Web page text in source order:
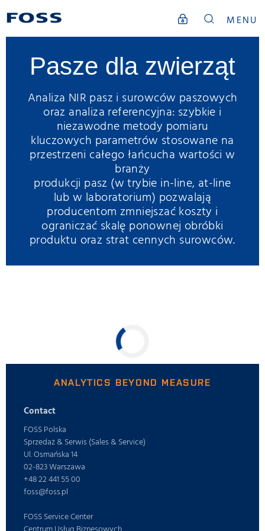
MENU
Pasze dla zwierząt
Analiza NIR pasz i surowców paszowych
oraz analiza referencyjna: szybkie i
niezawodne metody pomiaru
kluczowych parametrów stosowane na
przestrzeni całego łańcucha wartości w
branży
produkcji pasz (w trybie in-line, at-line
lub w laboratorium) pozwalają
producentom zmniejszać koszty i
ograniczać skalę ponownej obróbki
produktu oraz strat cennych surowców.
ANALYTICS BEYOND MEASURE
Contact
FOSS Polska
Sprzedaż & Serwis (Sales & Service)
Ul. Osmańska 14
02-823 Warszawa
+48 22 441 55 00
foss@foss.pl
FOSS Service Center